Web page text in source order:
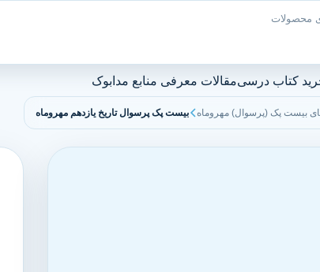
کتاب درسیمقالات معرفی منابع مدابوک
بیست پک (پرسوال) مهروماه بیست پک پرسوال تاریخ یازدهم مهروماه